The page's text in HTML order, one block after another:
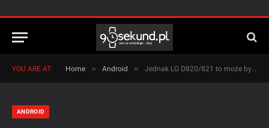
YOU ARE AT: Home » Android » Jednak LG D820/821 to może być Nexus 5!
ANDROID